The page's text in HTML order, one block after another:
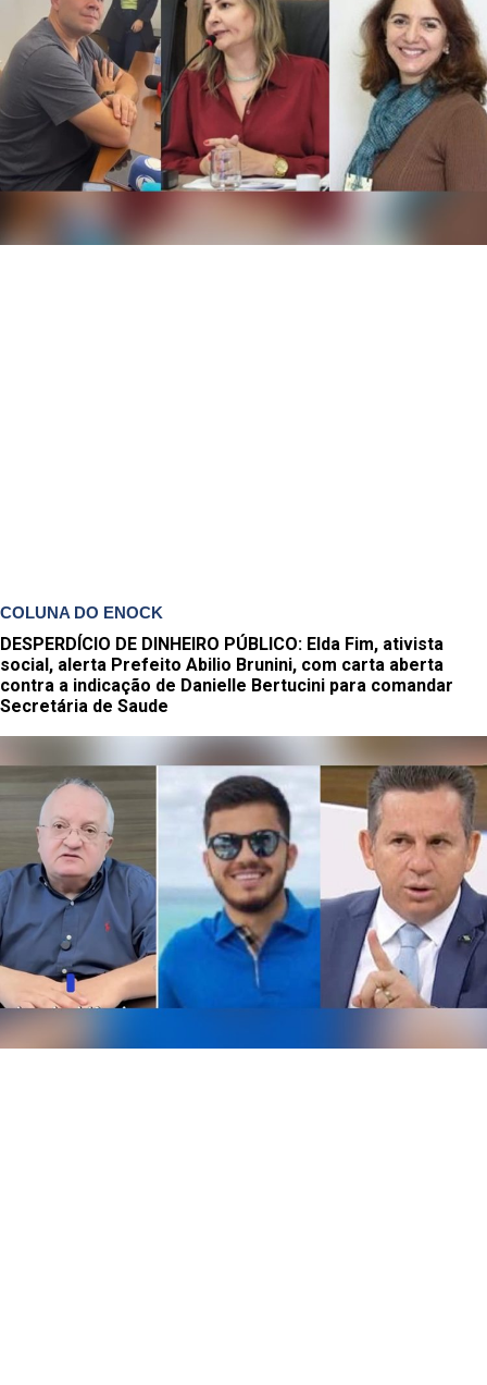
COLUNA DO ENOCK
DESPERDÍCIO DE DINHEIRO PÚBLICO: Elda Fim, ativista
social, alerta Prefeito Abilio Brunini, com carta aberta
contra a indicação de Danielle Bertucini para comandar
Secretária de Saude